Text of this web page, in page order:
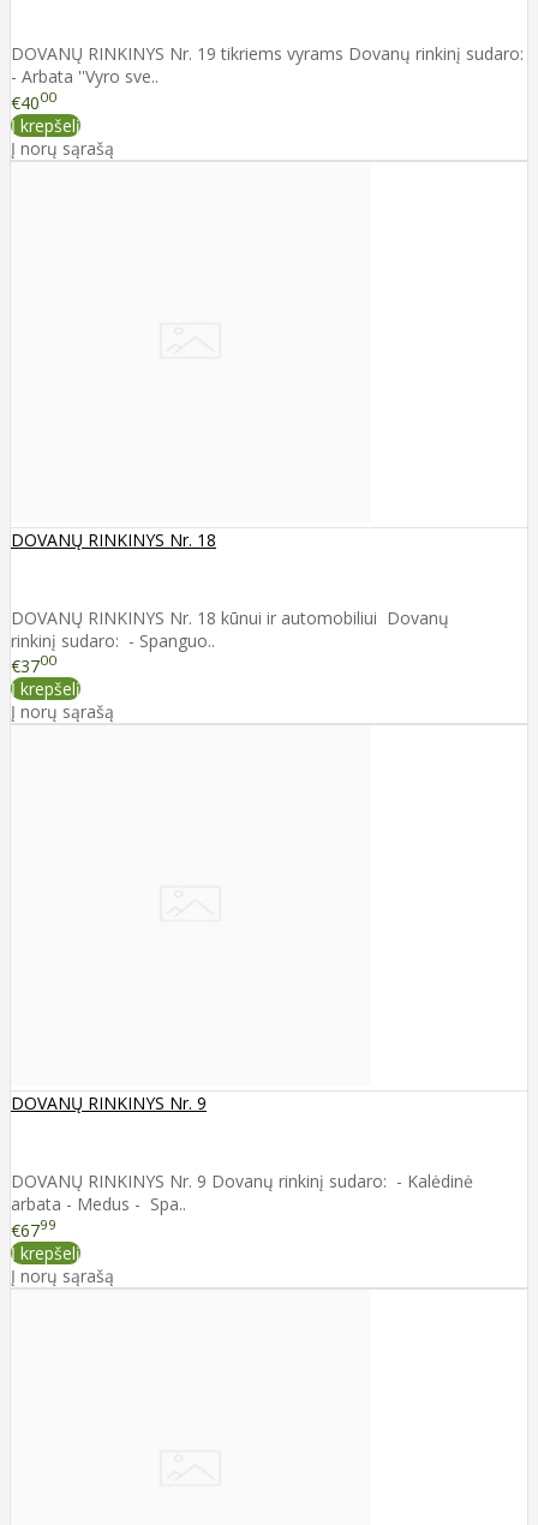
DOVANŲ RINKINYS Nr. 19 tikriems vyrams Dovanų rinkinį sudaro:
- Arbata ''Vyro sve..
€4000
Į krepšelį
Į norų sąrašą
DOVANŲ RINKINYS Nr. 18
DOVANŲ RINKINYS Nr. 18 kūnui ir automobiliui Dovanų
rinkinį sudaro: - Spanguo..
€3700
Į krepšelį
Į norų sąrašą
DOVANŲ RINKINYS Nr. 9
DOVANŲ RINKINYS Nr. 9 Dovanų rinkinį sudaro: - Kalėdinė
arbata - Medus - Spa..
€6799
Į krepšelį
Į norų sąrašą